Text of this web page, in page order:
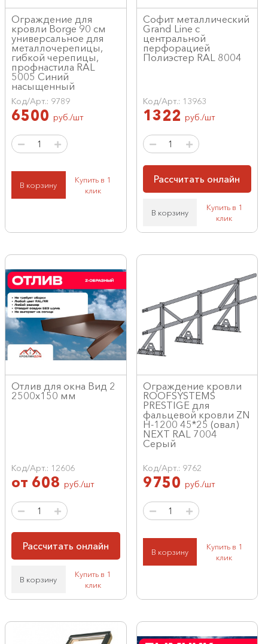
Ограждение для
кровли Borge 90 см
универсальное для
металлочерепицы,
гибкой черепицы,
профнастила RAL
5005 Синий
насыщенный
Код/Арт.: 9789
6500 руб./шт
В корзину
Купить в 1
клик
Софит металлический
Grand Line c
центральной
перфорацией
Полиэстер RAL 8004
Код/Арт.: 13963
1322 руб./шт
Рассчитать онлайн
В корзину
Купить в 1
клик
Отлив для окна Вид 2
2500х150 мм
Код/Арт.: 12606
от 608 руб./шт
Рассчитать онлайн
В корзину
Купить в 1
клик
Ограждение кровли
ROOFSYSTEMS
PRESTIGE для
фальцевой кровли ZN
H-1200 45*25 (овал)
NEXT RAL 7004
Серый
Код/Арт.: 9762
9750 руб./шт
В корзину
Купить в 1
клик